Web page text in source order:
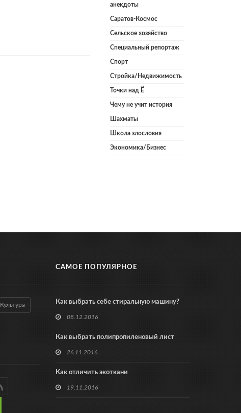
анекдоты
Саратов-Космос
Сельское хозяйство
Специальный репортаж
Спорт
Стройка/Недвижимость
Точки над Ё
Чему не учит история
Шахматы
Школа злословия
Экономика/Бизнес
Культура
САМОЕ ПОПУЛЯРНОЕ
Как выбрать себе стиральную машину?
08.12.2016
Как выбрать полипропиленовый лист
26.11.2016
Как отличить экоткани
19.11.2016